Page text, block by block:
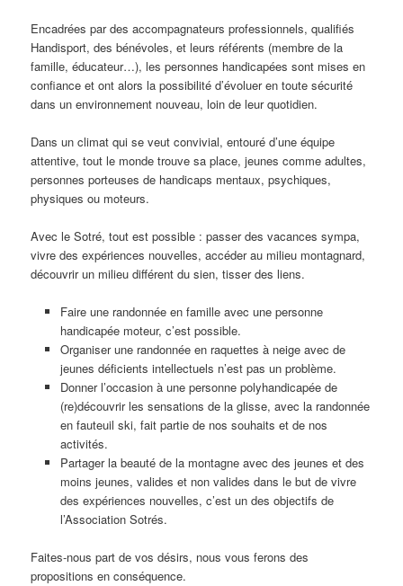
Encadrées par des accompagnateurs professionnels, qualifiés
Handisport, des bénévoles, et leurs référents (membre de la
famille, éducateur…), les personnes handicapées sont mises en
confiance et ont alors la possibilité d’évoluer en toute sécurité
dans un environnement nouveau, loin de leur quotidien.
Dans un climat qui se veut convivial, entouré d’une équipe
attentive, tout le monde trouve sa place, jeunes comme adultes,
personnes porteuses de handicaps mentaux, psychiques,
physiques ou moteurs.
Avec le Sotré, tout est possible : passer des vacances sympa,
vivre des expériences nouvelles, accéder au milieu montagnard,
découvrir un milieu différent du sien, tisser des liens.
Faire une randonnée en famille avec une personne
handicapée moteur, c’est possible.
Organiser une randonnée en raquettes à neige avec de
jeunes déficients intellectuels n’est pas un problème.
Donner l’occasion à une personne polyhandicapée de
(re)découvrir les sensations de la glisse, avec la randonnée
en fauteuil ski, fait partie de nos souhaits et de nos
activités.
Partager la beauté de la montagne avec des jeunes et des
moins jeunes, valides et non valides dans le but de vivre
des expériences nouvelles, c’est un des objectifs de
l’Association Sotrés.
Faites-nous part de vos désirs, nous vous ferons des
propositions en conséquence.